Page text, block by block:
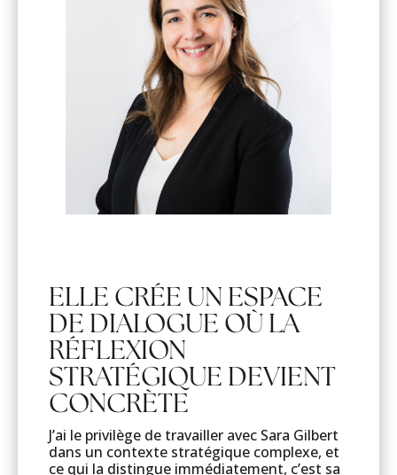
ELLE CRÉE UN ESPACE
DE DIALOGUE OÙ LA
RÉFLEXION
STRATÉGIQUE DEVIENT
CONCRÈTE
J’ai le privilège de travailler avec Sara Gilbert
dans un contexte stratégique complexe, et
ce qui la distingue immédiatement, c’est sa